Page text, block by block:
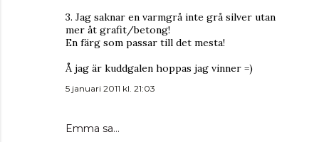
3. Jag saknar en varmgrå inte grå silver utan
mer åt grafit/betong!
En färg som passar till det mesta!
Å jag är kuddgalen hoppas jag vinner =)
5 januari 2011 kl. 21:03
Emma sa…